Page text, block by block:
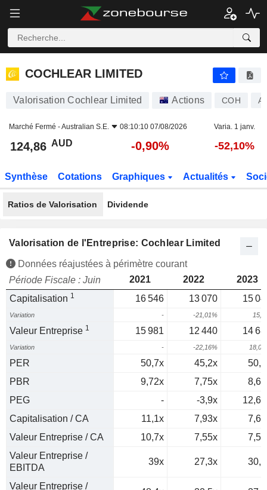
COCHLEAR LIMITED
COCHLEAR LIMITED
Valorisation Cochlear Limited Actions COH
Marché Fermé -Australian S.E. 08:10:10 07/08/2026 Varia. 1 janv.
124,86 AUD -0,90% -52,10%
Synthèse Cotations Graphiques Actualités
Ratios de Valorisation Dividende
Valorisation de l'Entreprise: Cochlear Limited
Données réajustées à périmètre courant
Période Fiscale : Juin
2021 2022
2023
Capitalisation 1 16 546 13 070 15
Variation - -21,01%
Valeur Entreprise 1 15 981 12 440 14
Variation - -22,16%
PER 50,7x 45,2x
PBR
9,72x 7,75x
PEG
- -3,9x
Capitalisation / CA
11,1x 7,93x
Valeur Entreprise / CA
10,7x 7,55x
Valeur Entreprise /
EBITDA
39x 27,3x
Valeur Entreprise /